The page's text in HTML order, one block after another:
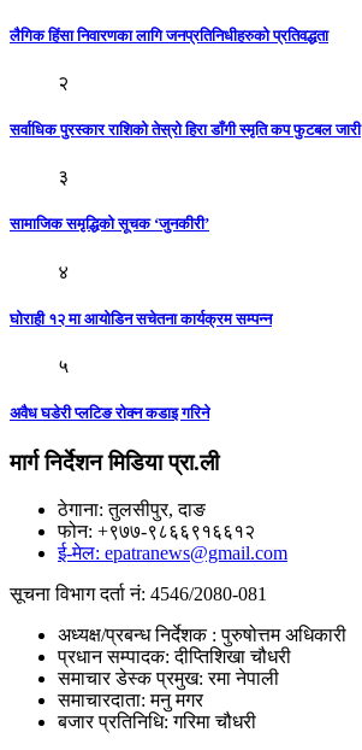
लैगिक हिंसा निवारणका लागि जनप्रतिनिधीहरुको प्रतिवद्धता
२
सर्वाधिक पुरस्कार राशिको तेस्रो हिरा डाँगी स्मृति कप फुटबल जारी
३
सामाजिक समृद्धिको सूचक ‘जुनकीरी’
४
घोराही १२ मा आयोडिन सचेतना कार्यक्रम सम्पन्न
५
अवैध घडेरी प्लटिङ रोक्न कडाइ गरिने
मार्ग निर्देशन मिडिया प्रा.ली
ठेगाना: तुलसीपुर, दाङ
फोन: +९७७-९८६६९१६६१२
ई-मेल: epatranews@gmail.com
सूचना विभाग दर्ता नं: 4546/2080-081
अध्यक्ष/प्रबन्ध निर्देशक : पुरुषोत्तम अधिकारी
प्रधान सम्पादक: दीप्तिशिखा चौधरी
समाचार डेस्क प्रमुख: रमा नेपाली
समाचारदाता: मनु मगर
बजार प्रतिनिधि: गरिमा चौधरी